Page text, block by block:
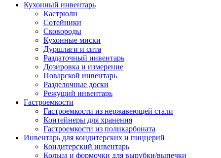
Кухонный инвентарь
Кастрюли
Сотейники
Сковороды
Кухонные миски
Дуршлаги и сита
Раздаточный инвентарь
Дозировка и измерение
Поварской инвентарь
Разделочные доски
Режущий инвентарь
Гастроемкости
Гастроемкости из нержавеющей стали
Контейнеры для хранения
Гастроемкости из поликарбоната
Инвентарь для кондитерских и пиццерий
Кондитерский инвентарь
Кольца и формочки для вырубки/выпечки